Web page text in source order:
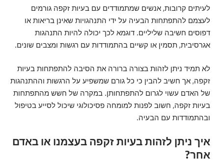
לעיתים קרובות, אנשים שמתמודדים עם בעיות זקפה גורמים
לעצמם להתפתחות הבעיה על ידי התנהגויות שאינן בריאות או
דפוסים חשיבה שליליים. דוגמא לכך יכולה להיות התנהגות
אגרסיבית, תסמין או קשיים בהתמודדות עם רגשות ומצבים שונים.
לא תמיד ניתן לזהות בצורה ברורה את הסיבה להתפתחות בעיות
זקפה, אך חשיב להבין כי כל גורם שמשפיע על הרגשות וההתנהגות
של האדם עשוי לגרום להתפתחותן. במקרה של חשש מהתפתחות
בעיות זקפה, חשוב לפנות למומחה פסיכולוגי שיכול לסייע בטיפול
ובהתמודדות עם הבעיה.
איך ניתן לזהות בעיות זקפה בעצמנו או באדם
אחר?